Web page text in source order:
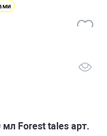
Forest tales арт.